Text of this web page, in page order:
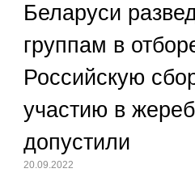
Беларуси
группам в
Российскую
участию в
допустили
20.09.2022